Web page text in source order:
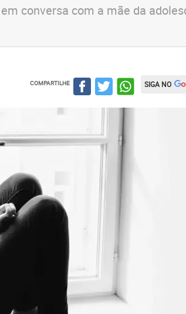
conversa com a mãe da
COMPARTILHE SIGA NO